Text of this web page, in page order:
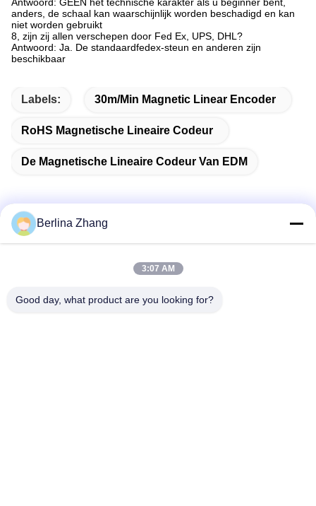
anders, de schaal kan waarschijnlijk worden beschadigd en kan
niet worden gebruikt
8, zijn zij allen verschepen door Fed Ex, UPS, DHL?
Antwoord: Ja. De standaardfedex-steun en anderen zijn
beschikbaar
Labels: 30m/Min Magnetic Linear Encoder
RoHS Magnetische Lineaire Codeur
De Magnetische Lineaire Codeur Van EDM
401, No.7, 1st Straat, Streek 3 de Oost-west Weg van
Berlina Zhang
3:07 AM
Good day, what product are you looking for?